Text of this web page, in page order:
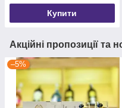
Купити
Акційні пропозиції та
–5%